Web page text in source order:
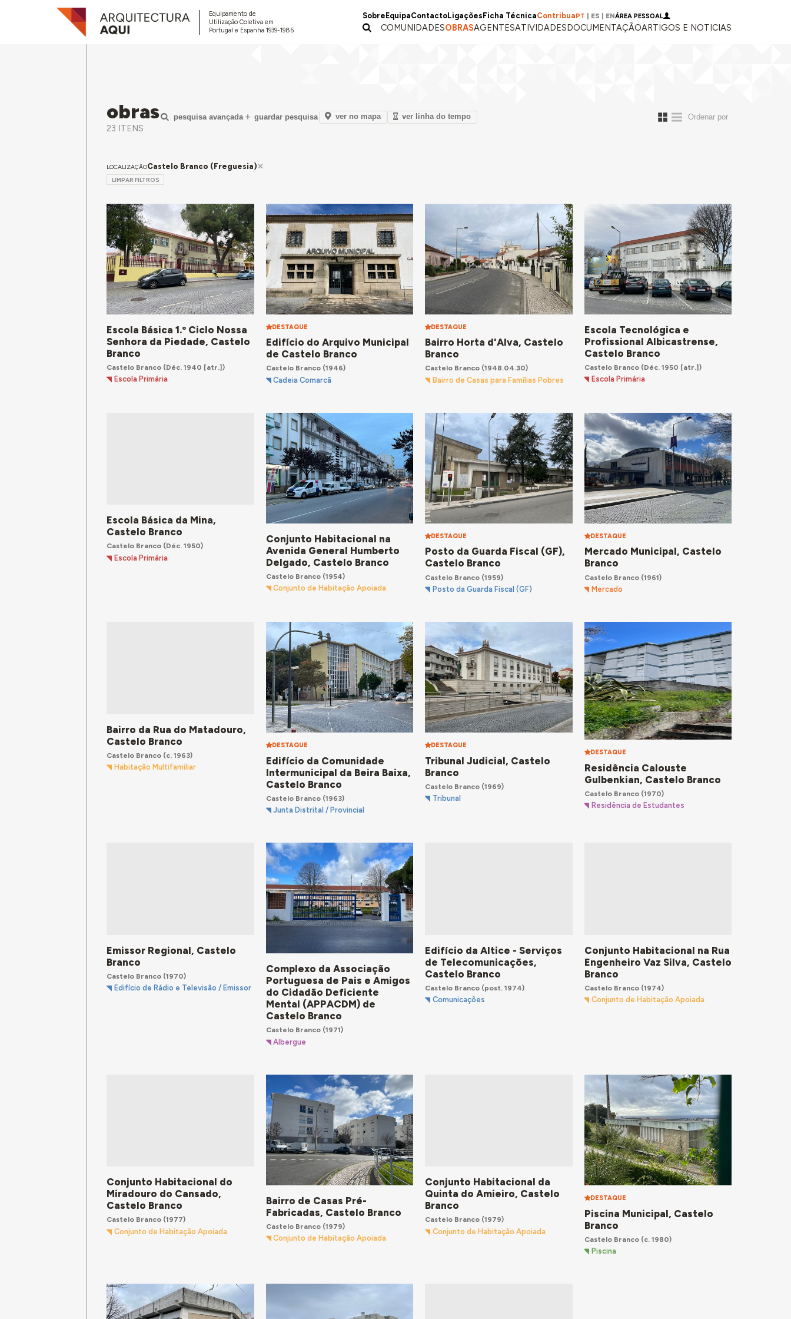
Equipamento de
Utilização Coletiva em
Portugal e Espanha 1939-1985
Sobre EquipaContactoLigações Ficha TécnicaContribuaPT ES ENÁREA PESSOAL
COMUNIDADESOBRASAGENTESATIVIDADESDOCUMENTAÇÃOARTIGOS E NOTICIAS
obras
23 ITENS
pesquisa avançada guardar pesquisa ver no mapa ver linha do tempo
LOCALIZAÇÃOCastelo Branco (Freguesia)
LIMPAR FILTROS
Escola Básica 1.º Ciclo Nossa
Senhora da Piedade, Castelo
Branco
Castelo Branco (Déc. 1940 [atr.])
Escola Primária
DESTAQUE
Edifício do Arquivo Municipal
de Castelo Branco
Castelo Branco(1946)
Cadeia Comarcã
DESTAQUE
Bairro Horta d'Alva, Castelo
Branco
Castelo Branco (1948.04.30)
Bairro de Casas para Famílias Pobres
Escola Tecnológica e
Profissional Albicastrense,
Castelo Branco
Castelo Branco(Déc. 1950 [atr.])
Escola Primária
Escola Básica da Mina,
Castelo Branco
Castelo Branco (Déc. 1950)
Escola Primária
Conjunto Habitacional na
Avenida General Humberto
Delgado, Castelo Branco
Castelo Branco(1954)
Conjunto de Habitação Apoiada
DESTAQUE
Posto da Guarda Fiscal (GF),
Castelo Branco
Castelo Branco (1959)
Posto da Guarda Fiscal (GF)
DESTAQUE
Mercado Municipal, Castelo
Branco
Castelo Branco(1961)
Mercado
Bairro da Rua do Matadouro,
Castelo Branco
Castelo Branco (c. 1963)
Habitação Multifamiliar
DESTAQUE
Edifício da Comunidade
Intermunicipal da Beira Baixa,
Castelo Branco
Castelo Branco(1963)
Junta Distrital / Provincial
DESTAQUE
Tribunal Judicial, Castelo
Branco
Castelo Branco (1969)
Tribunal
DESTAQUE
Residência Calouste
Gulbenkian, Castelo Branco
Castelo Branco(1970)
Residência de Estudantes
Emissor Regional, Castelo
Branco
Castelo Branco (1970)
Edifício de Rádio e Televisão / Emissor
Complexo da Associação
Portuguesa de Pais e Amigos
do Cidadão Deficiente
Mental (APPACDM) de
Castelo Branco
Castelo Branco(1971)
Albergue
Edifício da Altice - Serviços
de Telecomunicações,
Castelo Branco
Castelo Branco (post. 1974)
Comunicações
Conjunto Habitacional na Rua
Engenheiro Vaz Silva, Castelo
Branco
Castelo Branco(1974)
Conjunto de Habitação Apoiada
Conjunto Habitacional do
Miradouro do Cansado,
Castelo Branco
Castelo Branco (1977)
Conjunto de Habitação Apoiada
Bairro de Casas Pré-
Fabricadas, Castelo Branco
Castelo Branco(1979)
Conjunto de Habitação Apoiada
Conjunto Habitacional da
Quinta do Amieiro, Castelo
Branco
Castelo Branco (1979)
Conjunto de Habitação Apoiada
DESTAQUE
Piscina Municipal, Castelo
Branco
Castelo Branco(c. 1980)
Piscina